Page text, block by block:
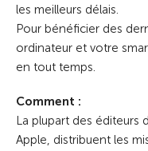
les meilleurs délais.
Pour bénéficier des
ordinateur et votre
en tout temps.
Comment :
La plupart des éditeurs
Apple, distribuent les